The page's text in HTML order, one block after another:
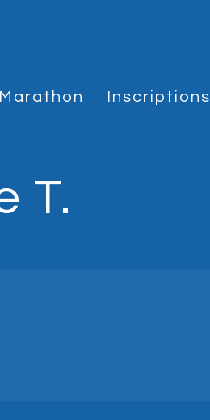
Marathon Inscriptions
T.